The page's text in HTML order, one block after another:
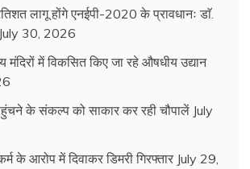
लागू होंगे एनईपी-2020 के प्रावधानः डाॅ.
July 30, 2026
मंदिरों में विकसित किए जा रहे औषधीय उद्यान
के संकल्प को साकार कर रही चौपालें July
के आरोप में दिवाकर डिमरी गिरफ्तार July 29,